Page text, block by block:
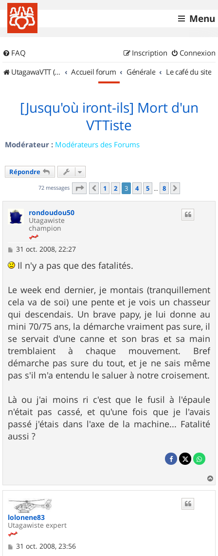
Menu
FAQ Connexion
Inscription
UtagawaVTT (Randos VTT et VTTAE avec traces GPS)
Accueil forum Générale Le café du site
[Jusqu'où iront-ils] Mort d'un
VTTiste
Modérateur : Modérateurs des Forums
Répondre
72 messages Page 3sur8
Précédent
1 2 3 4 5 … 8
rondoudou50
Utagawiste
champion
M
s
g
e
31 oct. 2008, 22:27
Il n'y a pas que des fatalités.
Le week end dernier, je montais (tranquillement
cela va de soi) une pente et je vois un chasseur
qui descendais. Un brave papy, je lui donne au
mini 70/75 ans, la démarche vraiment pas sure, il
se servait d'une canne et son bras et sa main
tremblaient à chaque mouvement. Bref
démarche pas sure du tout, et je ne sais même
pas s'il m'a entendu le saluer à notre croisement.
Là ou j'ai moins ri c'est que le fusil à l'épaule
n'était pas cassé, et qu'une fois que je l'avais
passé j'étais dans l'axe de la machine... Fatalité
aussi ?
a
lolonene83
Utagawiste expert
M
31 oct. 2008, 23:56